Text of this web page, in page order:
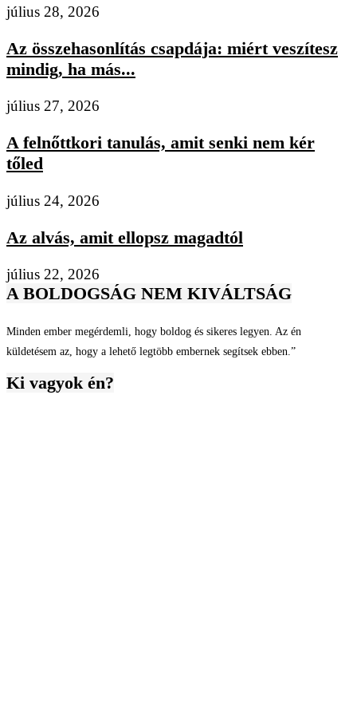
július 28, 2026
Az összehasonlítás csapdája: miért veszítesz
mindig, ha más...
július 27, 2026
A felnőttkori tanulás, amit senki nem kér
tőled
július 24, 2026
Az alvás, amit ellopsz magadtól
július 22, 2026
A BOLDOGSÁG NEM KIVÁLTSÁG
Minden ember megérdemli, hogy boldog és sikeres legyen. Az én
küldetésem az, hogy a lehető legtöbb embernek segítsek ebben.”
Ki vagyok én?